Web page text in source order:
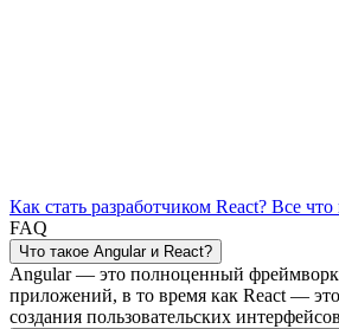
Как стать разработчиком React? Все
FAQ
Что такое Angular и React?
Angular — это полноценный фреймворк
приложений, в то время как React —
создания пользовательских